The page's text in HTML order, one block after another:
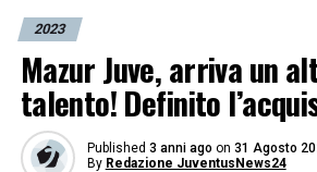
2023
Mazur Juve, arriva un
talento! Definito
Published 3 anni ago on 31 Agosto
By Redazione JuventusNews24